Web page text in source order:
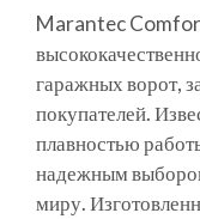
Marantec
гаражных ворот,
покупателей.
плавностью
надежным
миру.